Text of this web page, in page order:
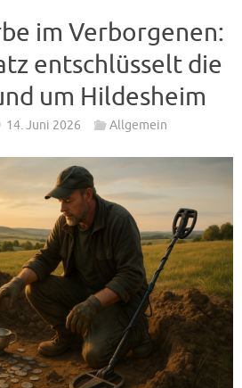
im Verborgenen:
entschlüsselt die
um Hildesheim
14. Juni 2026 Allgemein